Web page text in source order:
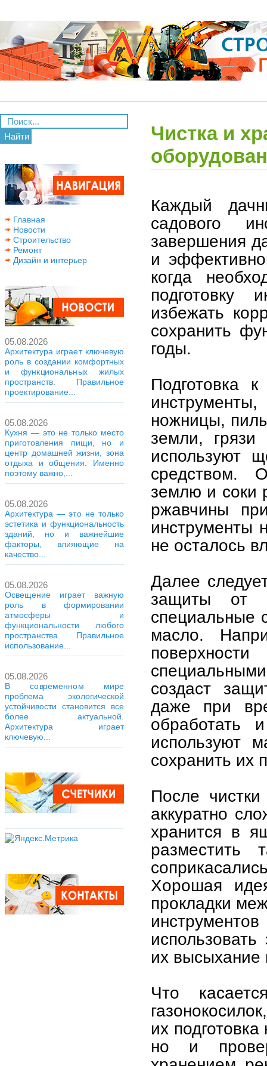
Найти
Главная
Новости
Строительство
Ремонт
Дизайн и интерьер
05.08.2026
Архитектура играет ключевую
роль в создании комфортных
и функциональных жилых
пространств. Правильное
проектирование...
05.08.2026
Кухня — это не только место
приготовления пищи, но и
центр домашней жизни, зона
отдыха и общения. Именно
поэтому важно,...
05.08.2026
Архитектура — это не только
эстетика и функциональность
зданий, но и важнейшие
факторы, влияющие на
качество...
05.08.2026
Освещение играет важную
роль в формировании
атмосферы и
функциональности любого
пространства. Правильное
использование...
05.08.2026
В современном мире
проблема экологической
устойчивости становится все
более актуальной.
Архитектура играет
ключевую...
Чистка и
Каждый
садового
завершения
и
когда
подготовку
избежать
сохранить
годы.
Подготовка
ножницы,
земли, грязи
используют
средством.
землю и соки
ржавчины
инструменты
не осталось
Далее
защиты от
специальные
масло.
создаст
даже при
обработать
используют
сохранить их
После
аккуратно
хранится в
разместить
Хорошая
прокладки
их высыхание
Что
их
но и